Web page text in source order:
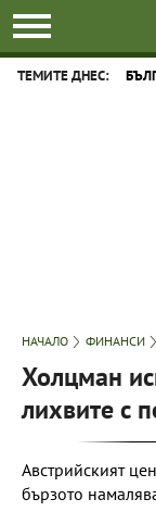
ТЕМИТЕ ДНЕС:
НАЧАЛО ФИНАНСИ
Холцман
лихвите с
Австрийският
бързото